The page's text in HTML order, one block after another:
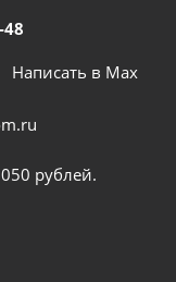
48
Написать в Мах
рублей.